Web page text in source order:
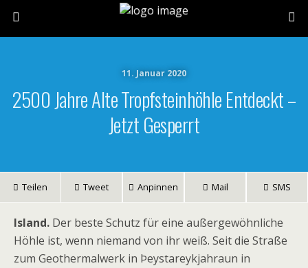
11. Januar 2020
2500 Jahre Alte Tropfsteinhöhle Entdeckt –
Jetzt Gesperrt
Teilen Tweet Anpinnen Mail SMS
Island. Der beste Schutz für eine außergewöhnliche
Höhle ist, wenn niemand von ihr weiß. Seit die Straße
zum Geothermalwerk in Þeystareykjahraun in